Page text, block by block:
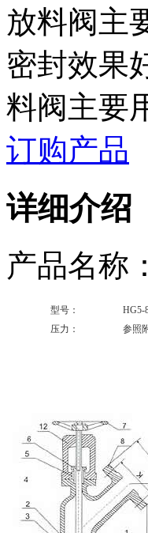
放料阀主
密封效果
料阀主要
订购产品
详细介绍
产品名称
型号： HG5-
压力：
参照